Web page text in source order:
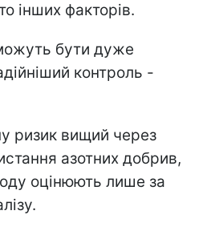
інших факторів.
бути дуже
контроль -
ризик вищий через
азотних добрив,
оцінюють лише за